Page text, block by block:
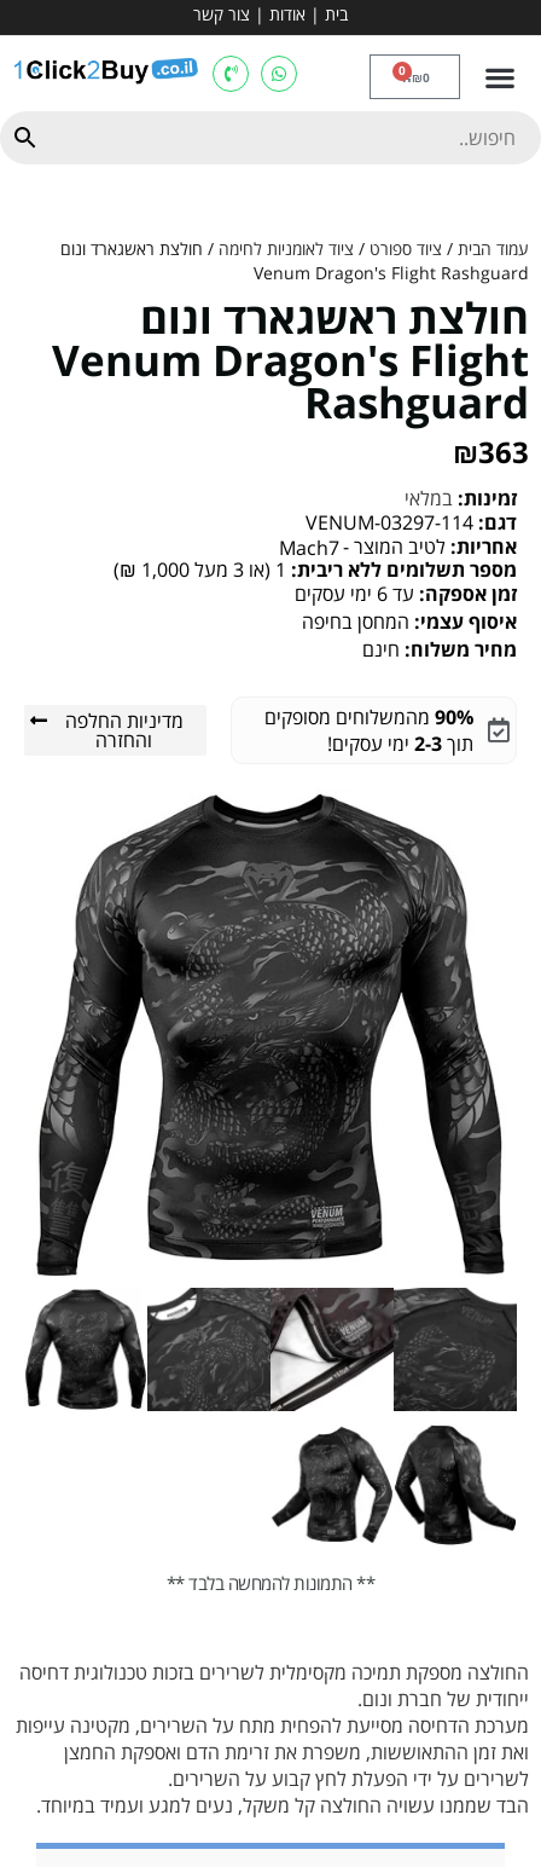
בית | אודות | צור קשר
₪0
0
עמוד הבית / ציוד ספורט / ציוד לאומניות לחימה / חולצת ראשגארד ונום
Venum Dragon's Flight Rashguard
חולצת ראשגארד ונום
Venum Dragon's Flight
Rashguard
₪363
זמינות: במלאי
דגם: VENUM-03297-114
אחריות: לטיב המוצר -Mach7
מספר תשלומים ללא ריבית: 1 (או 3 מעל 1,000 ₪)
זמן אספקה: עד 6 ימי עסקים
איסוף עצמי: המחסן בחיפה
מחיר משלוח: חינם
90% מהמשלוחים מסופקים
תוך2-3 ימי עסקים!
מדיניות החלפה
והחזרה
** התמונות להמחשה בלבד **
החולצה מספקת תמיכה מקסימלית לשרירים בזכות טכנולוגית דחיסה
ייחודית של חברת ונום.
מערכת הדחיסה מסייעת להפחית מתח על השרירים, מקטינה עייפות
ואת זמן ההתאוששות, משפרת את זרימת הדם ואספקת החמצן
לשרירים על ידי הפעלת לחץ קבוע על השרירים.
הבד שממנו עשויה החולצה קל משקל, נעים למגע ועמיד במיוחד.